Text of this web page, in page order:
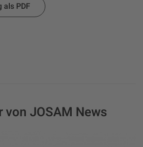
als PDF
von JOSAM News